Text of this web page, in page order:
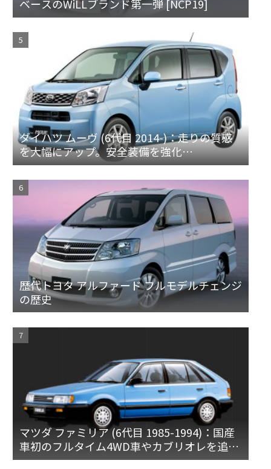
ベースのWiLLブランド第一弾 [NCP19]
ダイハツ ムーヴ (6代目 2014-)：走りの質感
を大幅にアップ。安全装備を強化
[LA150/160S]
歴代トヨタ アルファード フルモデルチェンジ
の歴史
マツダ ファミリア (6代目 1985-1994)：国産
車初のフルタイム4WD車やカブリオレを追加
[BF]